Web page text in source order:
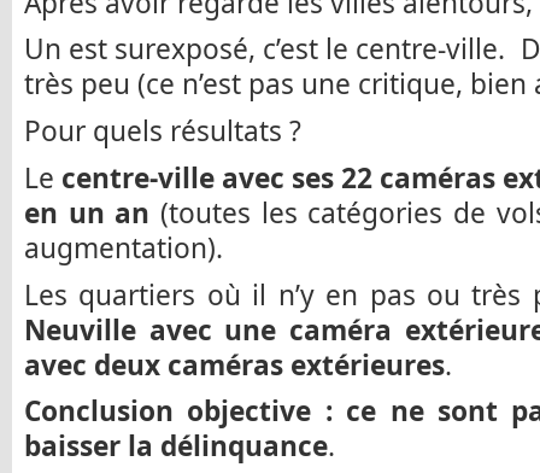
Un est surexposé, c’est le centre-ville.
très peu (ce n’est pas une critique,
Pour quels résultats ?
Le centre-ville avec ses 22 caméras
en un an (toutes les catégories de
augmentation).
Les quartiers où il n’y en pas ou très
Neuville avec une caméra
avec deux caméras extérieures.
Conclusion objective : ce ne sont
baisser la délinquance.